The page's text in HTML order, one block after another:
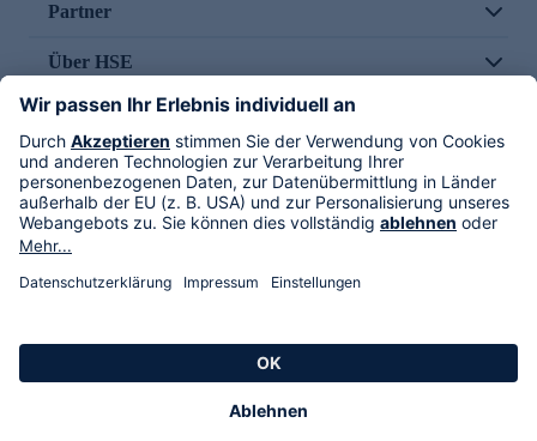
Partner
Über HSE
Im TV
HSE International